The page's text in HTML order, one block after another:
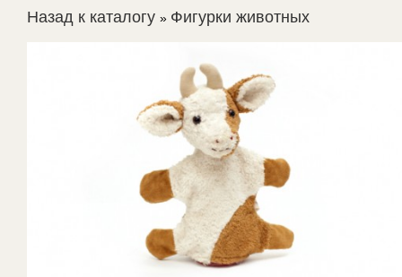
Назад к каталогу Фигурки животных